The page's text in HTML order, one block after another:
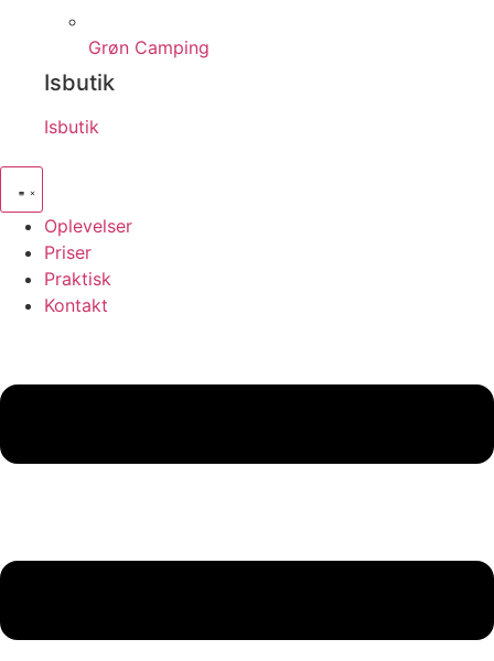
Grøn Camping
Isbutik
Isbutik
Oplevelser
Priser
Praktisk
Kontakt